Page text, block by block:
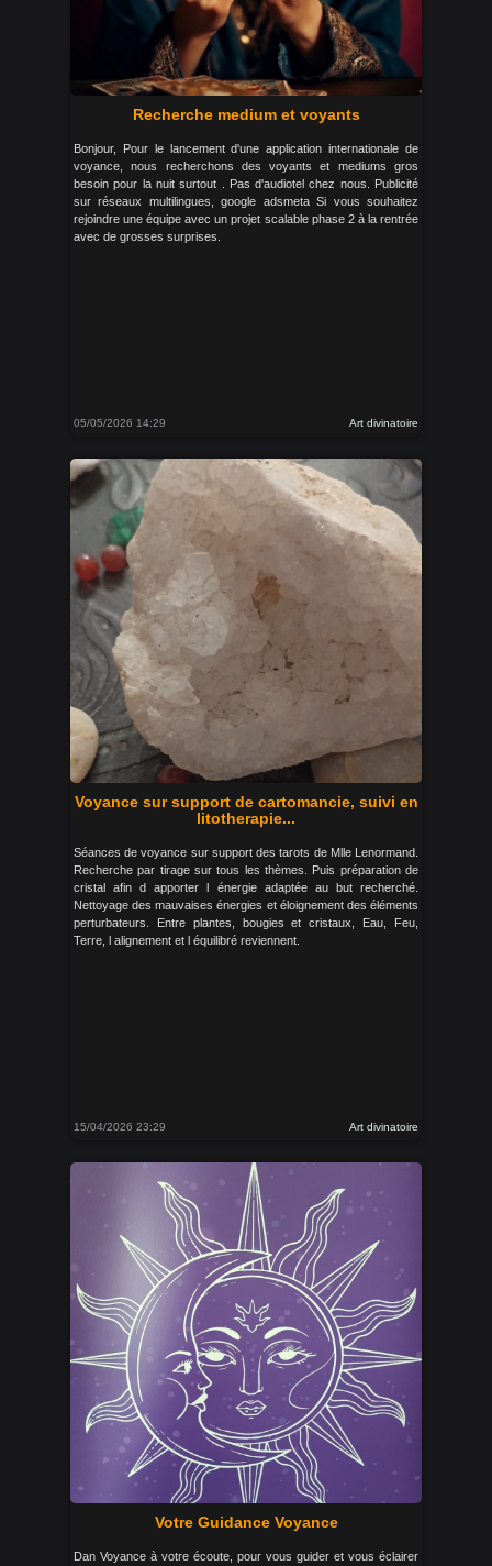
Recherche medium et voyants
Bonjour, Pour le lancement d'une application internationale de
voyance, nous recherchons des voyants et mediums gros
besoin pour la nuit surtout . Pas d'audiotel chez nous. Publicité
sur réseaux multilingues, google adsmeta Si vous souhaitez
rejoindre une équipe avec un projet scalable phase 2 à la rentrée
avec de grosses surprises.
05/05/2026 14:29 Art divinatoire
Voyance sur support de cartomancie, suivi en
litotherapie...
Séances de voyance sur support des tarots de Mlle Lenormand.
Recherche par tirage sur tous les thèmes. Puis préparation de
cristal afin d apporter l énergie adaptée au but recherché.
Nettoyage des mauvaises énergies et éloignement des éléments
perturbateurs. Entre plantes, bougies et cristaux, Eau, Feu,
Terre, l alignement et l équilibré reviennent.
15/04/2026 23:29 Art divinatoire
Votre Guidance Voyance
Dan Voyance à votre écoute, pour vous guider et vous éclairer